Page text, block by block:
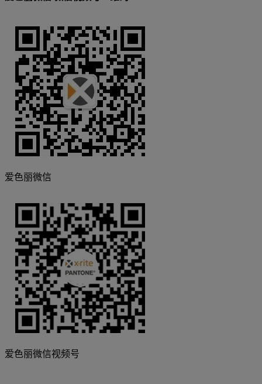
爱色丽微信
爱色丽微信视频号